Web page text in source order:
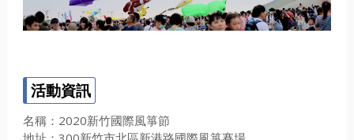
活動資訊
名稱：2020新竹國際風箏節